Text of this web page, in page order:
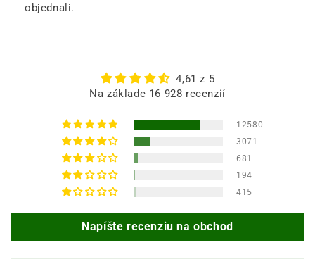
objednali.
4,61 z 5
Na základe 16 928 recenzií
12580
3071
681
194
415
Napíšte recenziu na obchod